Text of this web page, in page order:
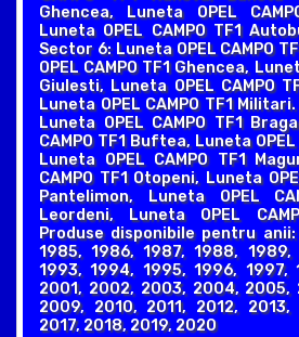
Ghencea, Luneta OPEL
Luneta OPEL CAMPO TF1
Sector 6: Luneta OPEL CAMPO
OPEL CAMPO TF1 Ghencea,
Giulesti, Luneta OPEL CAMPO
Luneta OPEL CAMPO TF1
Luneta OPEL CAMPO TF1
CAMPO TF1 Buftea, Luneta
Luneta OPEL CAMPO TF1
CAMPO TF1 Otopeni, Luneta
Pantelimon, Luneta OPEL
Leordeni, Luneta OPEL
Produse disponibile pentru
1985, 1986, 1987, 1988, 1989,
1993, 1994, 1995, 1996, 1997,
2001, 2002, 2003, 2004, 2005,
2009, 2010, 2011, 2012, 2013,
2017, 2018, 2019, 2020